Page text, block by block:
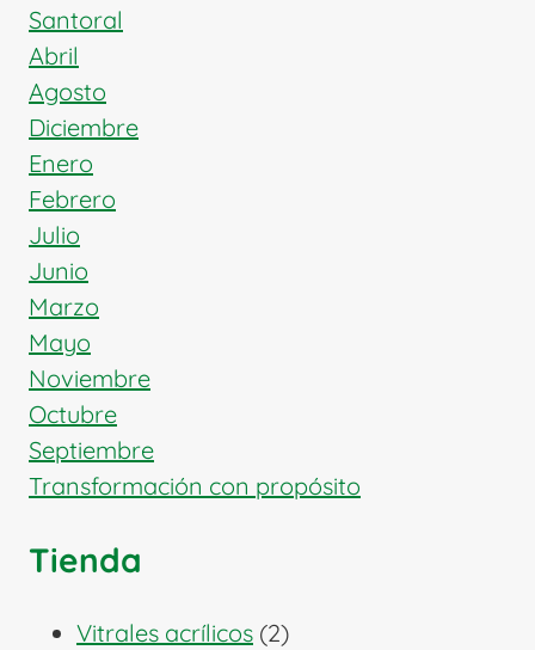
Santoral
Abril
Agosto
Diciembre
Enero
Febrero
Julio
Junio
Marzo
Mayo
Noviembre
Octubre
Septiembre
Transformación con propósito
Tienda
Vitrales acrílicos 22